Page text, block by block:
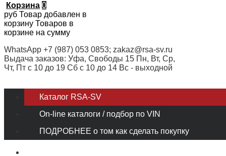
Корзина 0
руб Товар добавлен в
корзину Товаров в
корзине на сумму
WhatsApp +7 (987) 053 0853; zakaz@rsa-sv.ru
Выдача заказов: Уфа, Свободы 15 Пн, Вт, Ср,
Чт, Пт с 10 до 19 Сб с 10 до 14 Вс - выходной
Каталог RSA-SV
On-line каталоги / подбор по VIN
ПОДРОБНЕЕ о том как сделать покупку